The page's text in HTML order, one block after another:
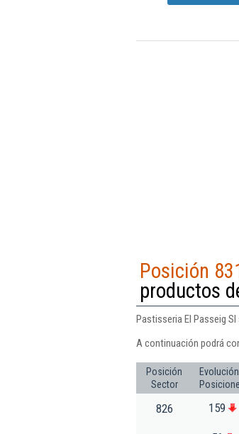
Posición
productos
Pastisseria El Passeig
A continuación podrá
Posición
Sector
Evolución
826 159